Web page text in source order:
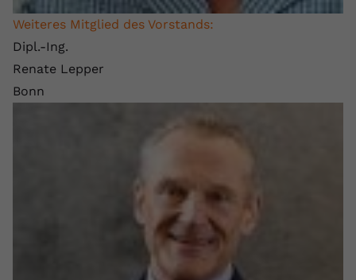
Weiteres Mitglied des Vorstands:
Dipl.-Ing.
Renate Lepper
Bonn